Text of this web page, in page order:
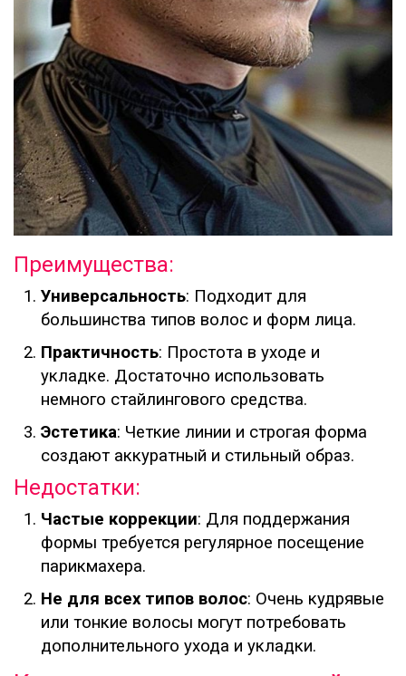
Преимущества:
Универсальность: Подходит для
большинства типов волос и форм лица.
Практичность: Простота в уходе и
укладке. Достаточно использовать
немного стайлингового средства.
Эстетика: Четкие линии и строгая форма
создают аккуратный и стильный образ.
Недостатки:
Частые коррекции: Для поддержания
формы требуется регулярное посещение
парикмахера.
Не для всех типов волос: Очень кудрявые
или тонкие волосы могут потребовать
дополнительного ухода и укладки.